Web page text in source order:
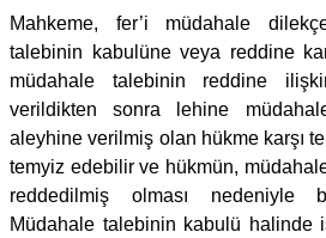
Mahkeme, fer’i müdahale
talebinin kabulüne veya reddine
müdahale talebinin reddine
verildikten sonra lehine
aleyhine verilmiş olan hükme karşı
temyiz edebilir ve hükmün,
reddedilmiş olması nedeniyle
Müdahale talebinin kabulü halinde